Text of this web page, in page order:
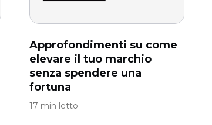
Approfondimenti su come
elevare il tuo marchio
senza spendere una
fortuna
17 min letto